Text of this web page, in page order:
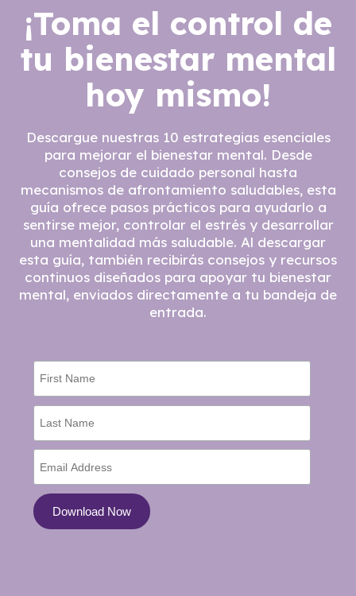
¡Toma el control de
tu bienestar mental
hoy mismo!
Descargue nuestras 10 estrategias esenciales
para mejorar el bienestar mental. Desde
consejos de cuidado personal hasta
mecanismos de afrontamiento saludables, esta
guía ofrece pasos prácticos para ayudarlo a
sentirse mejor, controlar el estrés y desarrollar
una mentalidad más saludable. Al descargar
esta guía, también recibirás consejos y recursos
continuos diseñados para apoyar tu bienestar
mental, enviados directamente a tu bandeja de
entrada.